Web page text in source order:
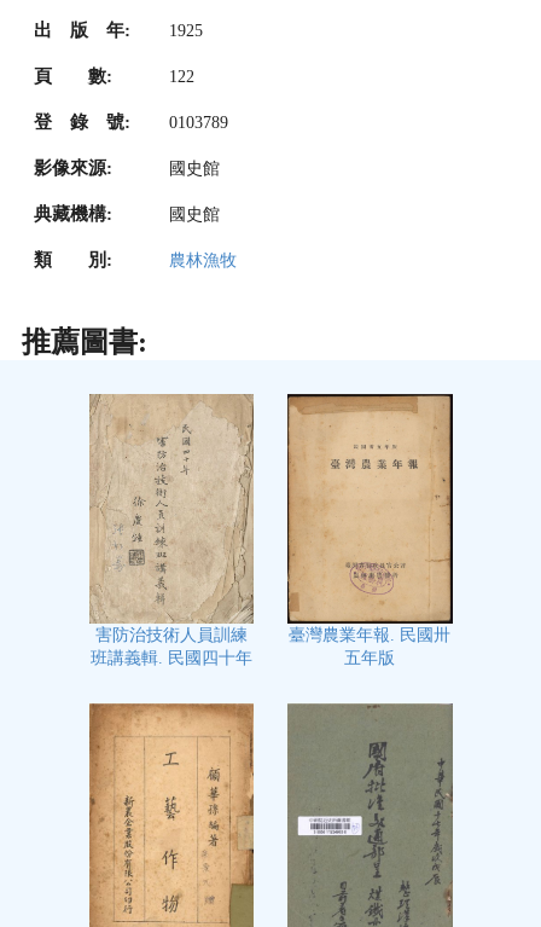
出 版 年: 1925
頁 數: 122
登 錄 號: 0103789
影像來源: 國史館
典藏機構: 國史館
類 別: 農林漁牧
推薦圖書:
害防治技術人員訓練
班講義輯. 民國四十年
臺灣農業年報. 民國卅
五年版